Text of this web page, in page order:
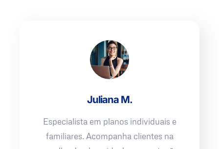
Juliana M.
Especialista em planos individuais e
familiares. Acompanha clientes na